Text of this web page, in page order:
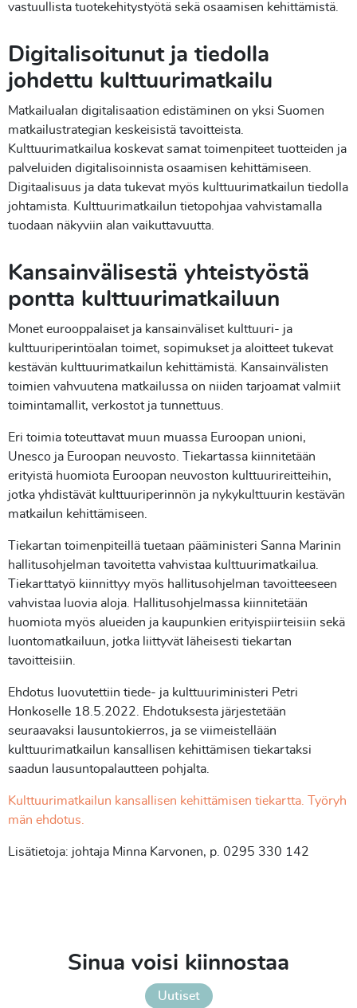
vastuullista tuotekehitystyötä sekä osaamisen kehittämistä.
Digitalisoitunut ja tiedolla
johdettu kulttuurimatkailu
Matkailualan digitalisaation edistäminen on yksi Suomen
matkailustrategian keskeisistä tavoitteista.
Kulttuurimatkailua koskevat samat toimenpiteet tuotteiden ja
palveluiden digitalisoinnista osaamisen kehittämiseen.
Digitaalisuus ja data tukevat myös kulttuurimatkailun tiedolla
johtamista. Kulttuurimatkailun tietopohjaa vahvistamalla
tuodaan näkyviin alan vaikuttavuutta.
Kansainvälisestä yhteistyöstä
pontta kulttuurimatkailuun
Monet eurooppalaiset ja kansainväliset kulttuuri- ja
kulttuuriperintöalan toimet, sopimukset ja aloitteet tukevat
kestävän kulttuurimatkailun kehittämistä. Kansainvälisten
toimien vahvuutena matkailussa on niiden tarjoamat valmiit
toimintamallit, verkostot ja tunnettuus.
Eri toimia toteuttavat muun muassa Euroopan unioni,
Unesco ja Euroopan neuvosto. Tiekartassa kiinnitetään
erityistä huomiota Euroopan neuvoston kulttuurireitteihin,
jotka yhdistävät kulttuuriperinnön ja nykykulttuurin kestävän
matkailun kehittämiseen.
Tiekartan toimenpiteillä tuetaan pääministeri Sanna Marinin
hallitusohjelman tavoitetta vahvistaa kulttuurimatkailua.
Tiekarttatyö kiinnittyy myös hallitusohjelman tavoitteeseen
vahvistaa luovia aloja. Hallitusohjelmassa kiinnitetään
huomiota myös alueiden ja kaupunkien erityispiirteisiin sekä
luontomatkailuun, jotka liittyvät läheisesti tiekartan
tavoitteisiin.
Ehdotus luovutettiin tiede- ja kulttuuriministeri Petri
Honkoselle 18.5.2022. Ehdotuksesta järjestetään
seuraavaksi lausuntokierros, ja se viimeistellään
kulttuurimatkailun kansallisen kehittämisen tiekartaksi
saadun lausuntopalautteen pohjalta.
Kulttuurimatkailun kansallisen kehittämisen tiekartta. Työryh
män ehdotus.
Lisätietoja: johtaja Minna Karvonen, p. 0295 330 142
Sinua voisi kiinnostaa
Uutiset